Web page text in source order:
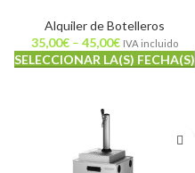
Alquiler de Botelleros
35,00€ – 45,00€ IVA incluido
SELECCIONAR LA(S) FECHA(S)